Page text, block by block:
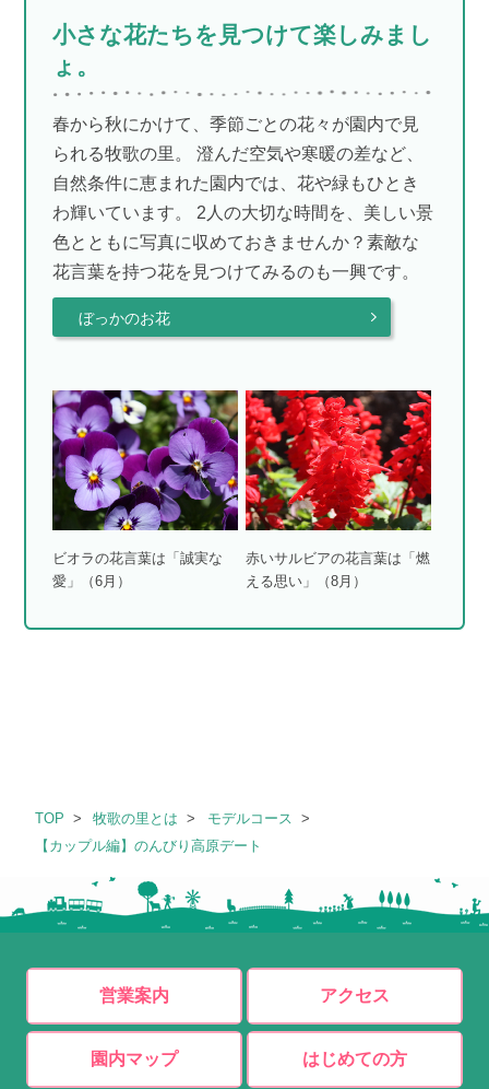
小さな花たちを見つけて楽しみまし
ょ。
春から秋にかけて、季節ごとの花々が園内で見
られる牧歌の里。 澄んだ空気や寒暖の差など、
自然条件に恵まれた園内では、花や緑もひとき
わ輝いています。 2人の大切な時間を、美しい景
色とともに写真に収めておきませんか？素敵な
花言葉を持つ花を見つけてみるのも一興です。
ぼっかのお花
ビオラの花言葉は「誠実な
愛」（6月）
赤いサルビアの花言葉は「燃
える思い」（8月）
TOP 牧歌の里とは
モデルコース
【カップル編】のんびり高原デート
営業案内 アクセス
園内マップ はじめての方